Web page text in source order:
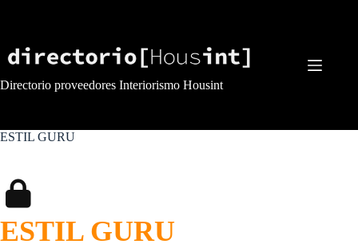
Directorio proveedores Interiorismo Housint
ESTIL GURU
ESTIL GURU